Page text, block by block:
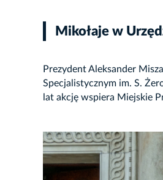
Mikołaje w
Prezydent Aleksander
Specjalistycznym im. S.
lat akcję wspiera Miejskie